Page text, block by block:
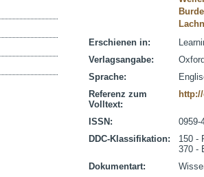
Erschienen in:
Verlagsangabe:
Sprache:
Referenz zum
Volltext:
ISSN:
0959-
DDC-Klassifikation:
150 -
370 -
Dokumentart: